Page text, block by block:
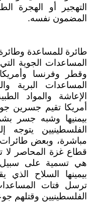
التهجير أو الهجرة
المضمون نفسه.
طائرة للمساعدة
المساعدات الجوية
وقطر وفرنسا
المساعدات البرية
الإعاشة والمواد
أمريكا تقيم جسرين
بيمنيها وشبه جسر
الفلسطينيين يتوجه
مباشرة، وبعض طائرات
قطاع غزة المحاصر لا
هي تسمية على سبيل
بيمينها السلاح الذي
ترسل فتات
الفلسطينيين وقتلهم